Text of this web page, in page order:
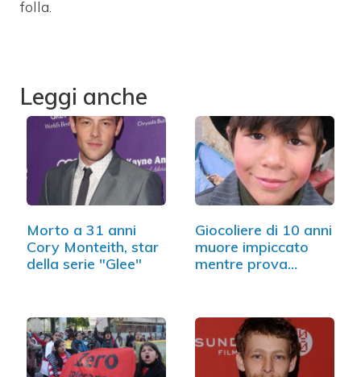
folla.
Leggi anche
Morto a 31 anni
Cory Monteith, star
della serie "Glee"
Giocoliere di 10 anni
muore impiccato
mentre prova…